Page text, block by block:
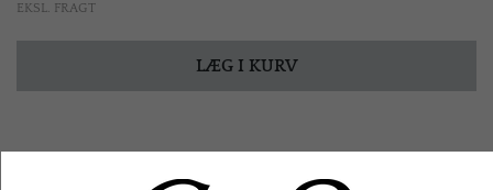
EKSL. FRAGT
LÆG I KURV